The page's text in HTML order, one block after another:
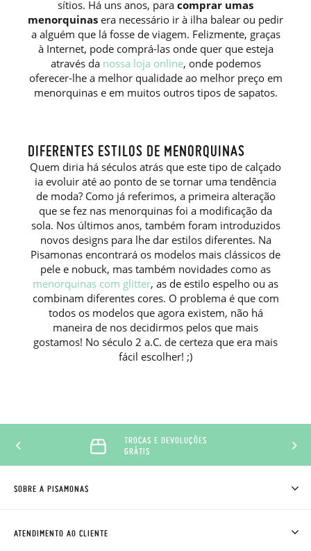
sítios. Há uns anos, para comprar umas
menorquinas era necessário ir à ilha balear ou pedir
a alguém que lá fosse de viagem. Felizmente, graças
à Internet, pode comprá-las onde quer que esteja
através da nossa loja online, onde podemos
oferecer-lhe a melhor qualidade ao melhor preço em
menorquinas e em muitos outros tipos de sapatos.
DIFERENTES ESTILOS DE MENORQUINAS
Quem diria há séculos atrás que este tipo de calçado
ia evoluir até ao ponto de se tornar uma tendência
de moda? Como já referimos, a primeira alteração
que se fez nas menorquinas foi a modificação da
sola. Nos últimos anos, também foram introduzidos
novos designs para lhe dar estilos diferentes. Na
Pisamonas encontrará os modelos mais clássicos de
pele e nobuck, mas também novidades como as
menorquinas com glitter, as de estilo espelho ou as
combinam diferentes cores. O problema é que com
todos os modelos que agora existem, não há
maneira de nos decidirmos pelos que mais
gostamos! No século 2 a.C. de certeza que era mais
fácil escolher! ;)
TROCAS E DEVOLUÇÕES
GRÁTIS
SOBRE A PISAMONAS
ATENDIMENTO AO CLIENTE